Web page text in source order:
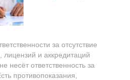
за отсутствие
и аккредитаций
несёт ответственность за
противопоказания,